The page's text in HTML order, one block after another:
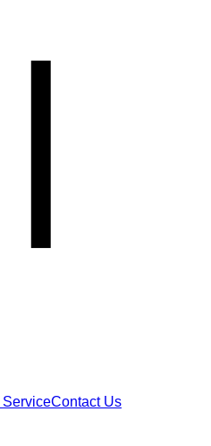
ServiceContact Us